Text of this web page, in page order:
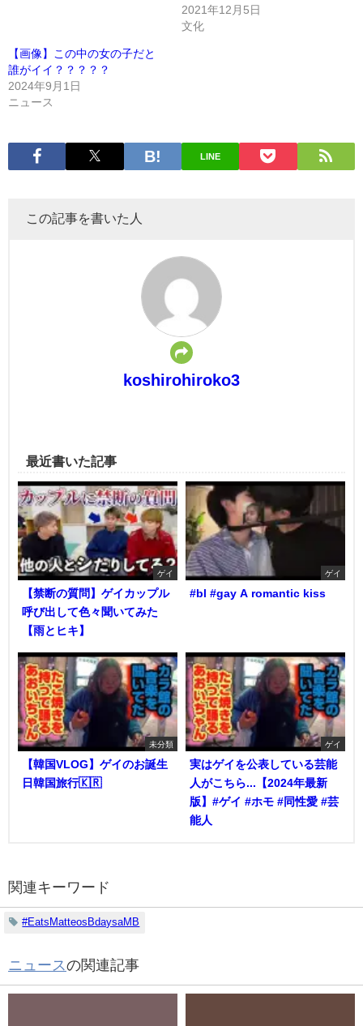
2021年12月5日
文化
【画像】この中の女の子だと
誰がイイ？？？？？
2024年9月1日
ニュース
LINE
この記事を書いた人
koshirohiroko3
最近書いた記事
ゲイ
【禁断の質問】ゲイカップル
呼び出して色々聞いてみた
【雨とヒキ】
ゲイ
#bl #gay A romantic kiss
未分類
【韓国VLOG】ゲイのお誕生
日韓国旅行🇰🇷
ゲイ
実はゲイを公表している芸能
人がこちら...【2024年最新
版】#ゲイ #ホモ #同性愛 #芸
能人
関連キーワード
#EatsMatteosBdaysaMB
ニュースの関連記事